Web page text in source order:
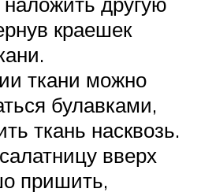
краешек
ткани можно
булавками,
ткань насквозь.
вверх
пришить,